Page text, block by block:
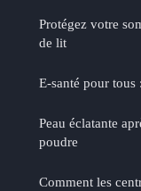
Protégez votre
de lit
E-santé pour tous
Peau éclatante
poudre
Comment les